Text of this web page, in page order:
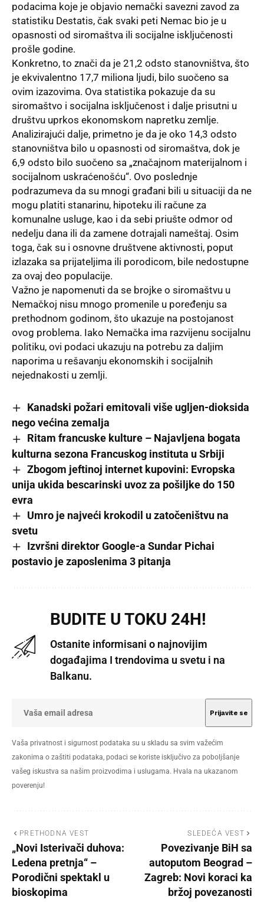
podacima koje je objavio nemački savezni zavod za
statistiku Destatis, čak svaki peti Nemac bio je u
opasnosti od siromaštva ili socijalne isključenosti
prošle godine.
Konkretno, to znači da je 21,2 odsto stanovništva, što
je ekvivalentno 17,7 miliona ljudi, bilo suočeno sa
ovim izazovima. Ova statistika pokazuje da su
siromaštvo i socijalna isključenost i dalje prisutni u
društvu uprkos ekonomskom napretku zemlje.
Analizirajući dalje, primetno je da je oko 14,3 odsto
stanovništva bilo u opasnosti od siromaštva, dok je
6,9 odsto bilo suočeno sa „značajnom materijalnom i
socijalnom uskraćenošću“. Ovo poslednje
podrazumeva da su mnogi građani bili u situaciji da ne
mogu platiti stanarinu, hipoteku ili račune za
komunalne usluge, kao i da sebi priušte odmor od
nedelju dana ili da zamene dotrajali nameštaj. Osim
toga, čak su i osnovne društvene aktivnosti, poput
izlazaka sa prijateljima ili porodicom, bile nedostupne
za ovaj deo populacije.
Važno je napomenuti da se brojke o siromaštvu u
Nemačkoj nisu mnogo promenile u poređenju sa
prethodnom godinom, što ukazuje na postojanost
ovog problema. Iako Nemačka ima razvijenu socijalnu
politiku, ovi podaci ukazuju na potrebu za daljim
naporima u rešavanju ekonomskih i socijalnih
nejednakosti u zemlji.
Kanadski požari emitovali više ugljen-dioksida
nego većina zemalja
Ritam francuske kulture – Najavljena bogata
kulturna sezona Francuskog instituta u Srbiji
Zbogom jeftinoj internet kupovini: Evropska
unija ukida bescarinski uvoz za pošiljke do 150
evra
Umro je najveći krokodil u zatočeništvu na
svetu
Izvršni direktor Google-a Sundar Pichai
postavio je zaposlenima 3 pitanja
BUDITE U TOKU 24H!
Ostanite informisani o najnovijim
događajima I trendovima u svetu i na
Balkanu.
Vaša privatnost i sigurnost podataka su u skladu sa svim važećim
zakonima o zaštiti podataka, podaci se koriste isključivo za poboljšanje
vašeg iskustva sa našim proizvodima i uslugama. Hvala na ukazanom
poverenju!
PRETHODNA VEST
„Novi Isterivači duhova:
Ledena pretnja“ –
Porodični spektakl u
bioskopima
SLEDEĆA VEST
Povezivanje BiH sa
autoputom Beograd –
Zagreb: Novi koraci ka
bržoj povezanosti